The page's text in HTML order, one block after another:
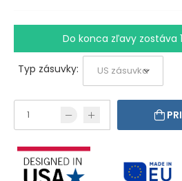
Do konca zľavy zostáva
Typ zásuvky: